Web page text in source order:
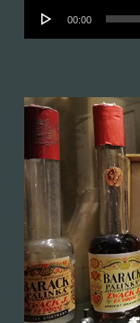
Audió
lejátszó
00:00